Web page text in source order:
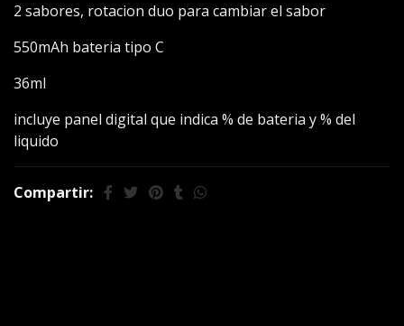
2 sabores, rotacion duo para cambiar el sabor
550mAh bateria tipo C
36ml
incluye panel digital que indica % de bateria y % del
liquido
Compartir: